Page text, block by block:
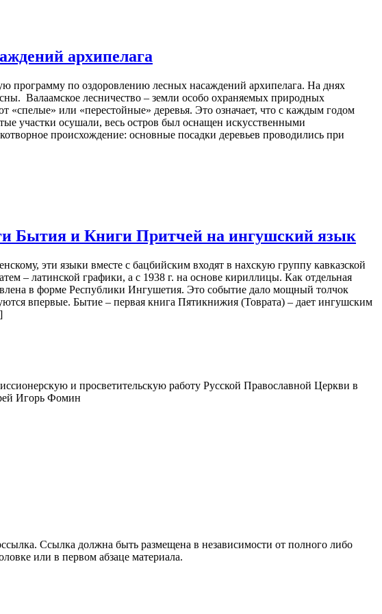
архипелага
программу по оздоровлению лесных насаждений архипелага. На днях
Валаамское лесничество – земли особо охраняемых природных
или «перестойные» деревья. Это означает, что с каждым годом
участки осушали, весь остров был оснащен искусственными
происхождение: основные посадки деревьев проводились при
Бытия и Книги Притчей на ингушский язык
эти языки вместе с бацбийским входят в нахскую группу кавказской
– латинской графики, а с 1938 г. на основе кириллицы. Как отдельная
в форме Республики Ингушетия. Это событие дало мощный толчок
впервые. Бытие – первая книга Пятикнижия (Товрата) – дает ингушским
и просветительскую работу Русской Православной Церкви в
Игорь Фомин
Ссылка должна быть размещена в независимости от полного либо
или в первом абзаце материала.